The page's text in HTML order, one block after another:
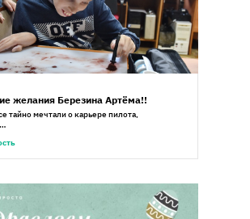
желания Березина Артёма!!
тайно мечтали о карьере пилота,